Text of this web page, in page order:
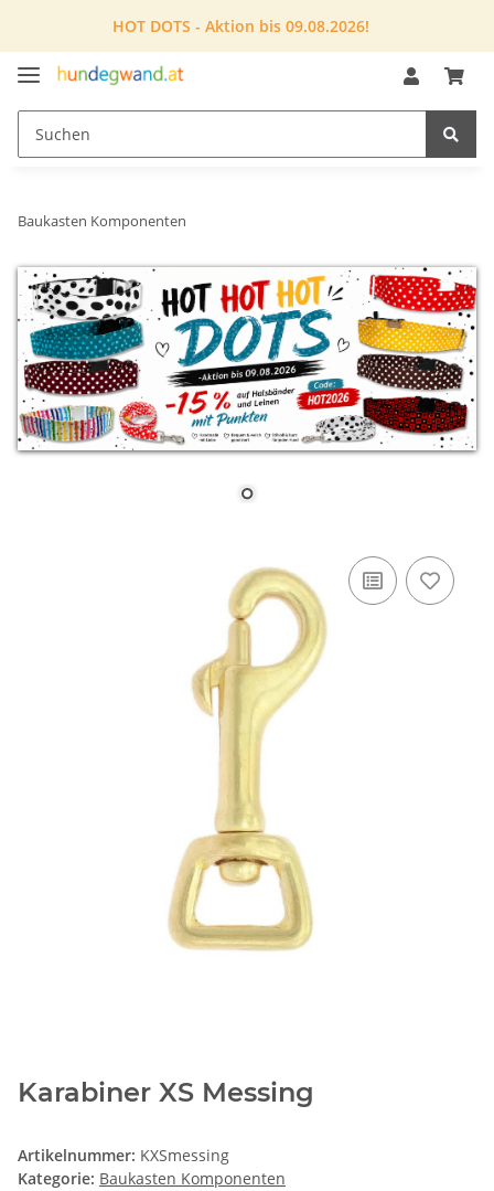
HOT DOTS - Aktion bis 09.08.2026!
Baukasten Komponenten
Karabiner XS Messing
Artikelnummer: KXSmessing
Kategorie: Baukasten Komponenten